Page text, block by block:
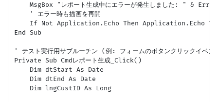
MsgBox "レポート生成中にエラーが発生しました: " &
    ' エラー時も描画を再開
If Not Application.Echo Then Application.Echo
End Sub
' テスト実行用サブルーチン (例: フォームのボタンクリックイベン
Private Sub Cmdレポート生成_Click()
    Dim dtStart As Date
    Dim dtEnd As Date
    Dim lngCustID As Long